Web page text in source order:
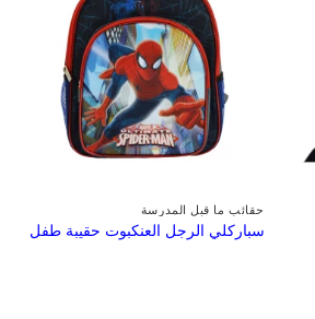
حقائب ما قبل المدرسة
سباركلي الرجل العنكبوت حقيبة طفل